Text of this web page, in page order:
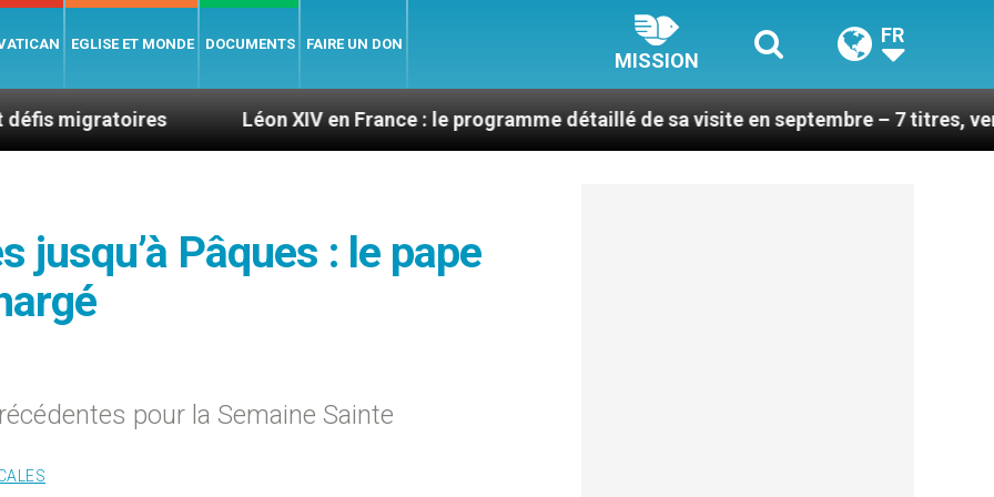
EGLISE ET MONDE DOCUMENTS FAIRE UN DON
MISSION
FR
Léon XIV en France : le programme détaillé de sa visite en septembre – 7 titres, vendredi 7
jusqu’à Pâques : le pape
pour la Semaine Sainte